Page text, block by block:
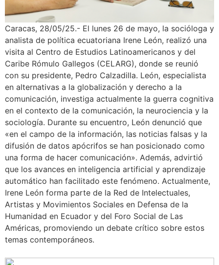
Caracas, 28/05/25.- El lunes 26 de mayo, la socióloga y
analista de política ecuatoriana Irene León, realizó una
visita al Centro de Estudios Latinoamericanos y del
Caribe Rómulo Gallegos (CELARG), donde se reunió
con su presidente, Pedro Calzadilla. León, especialista
en alternativas a la globalización y derecho a la
comunicación, investiga actualmente la guerra cognitiva
en el contexto de la comunicación, la neurociencia y la
sociología. Durante su encuentro, León denunció que
«en el campo de la información, las noticias falsas y la
difusión de datos apócrifos se han posicionado como
una forma de hacer comunicación». Además, advirtió
que los avances en inteligencia artificial y aprendizaje
automático han facilitado este fenómeno. Actualmente,
Irene León forma parte de la Red de Intelectuales,
Artistas y Movimientos Sociales en Defensa de la
Humanidad en Ecuador y del Foro Social de Las
Américas, promoviendo un debate crítico sobre estos
temas contemporáneos.